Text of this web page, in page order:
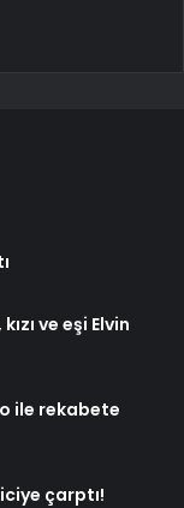
ve eşi Elvin
ile rekabete
çarptı!